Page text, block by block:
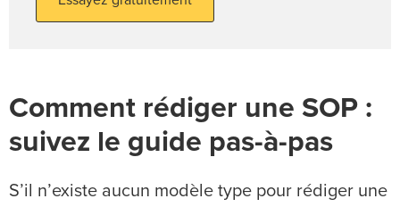
Comment rédiger une SOP :
suivez le guide pas-à-pas
S’il n’existe aucun modèle type pour rédiger une